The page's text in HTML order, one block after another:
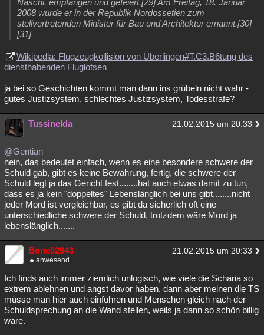
Naschi, empfangen und gefeiert.[29] Am Freitag, 18. Januar
2008 wurde er in der Republik Nordossetien zum
stellvertretenden Minister für Bau und Architektur ernannt.[30]
[31]
Wikipedia: Flugzeugkollision von Überlingen#T.C3.B6tung des
diensthabenden Fluglotsen
ja bei so Geschichten kommt man dann ins grübeln nicht wahr -
gutes Justizsystem, schlechtes Justizsystem, Todesstrafe?
Tussinelda 21.02.2015 um 20:33
@Gentian
nein, das bedeutet einfach, wenn es eine besondere schwere der
Schuld gab, gibt es keine Bewährung, fertig, die schwere der
Schuld legt ja das Gericht fest........hat auch etwas damit zu tun,
dass es ja kein "doppeltes" Lebenslänglich bei uns gibt........nicht
jeder Mord ist vergleichbar, es gibt da sicherlich oft eine
unterschiedliche schwere der Schuld, trotzdem wäre Mord ja
lebenslänglich.......
Bone02943 21.02.2015 um 20:33
anwesend
Ich finds auch immer ziemlich unlogisch, wie viele die Scharia so
extrem ablehnen und angst davor haben, dann aber meinen die TS
müsse man hier auch einführen und Menschen gleich nach der
Schuldsprechung an die Wand stellen, weils ja dann so schön billig
wäre.